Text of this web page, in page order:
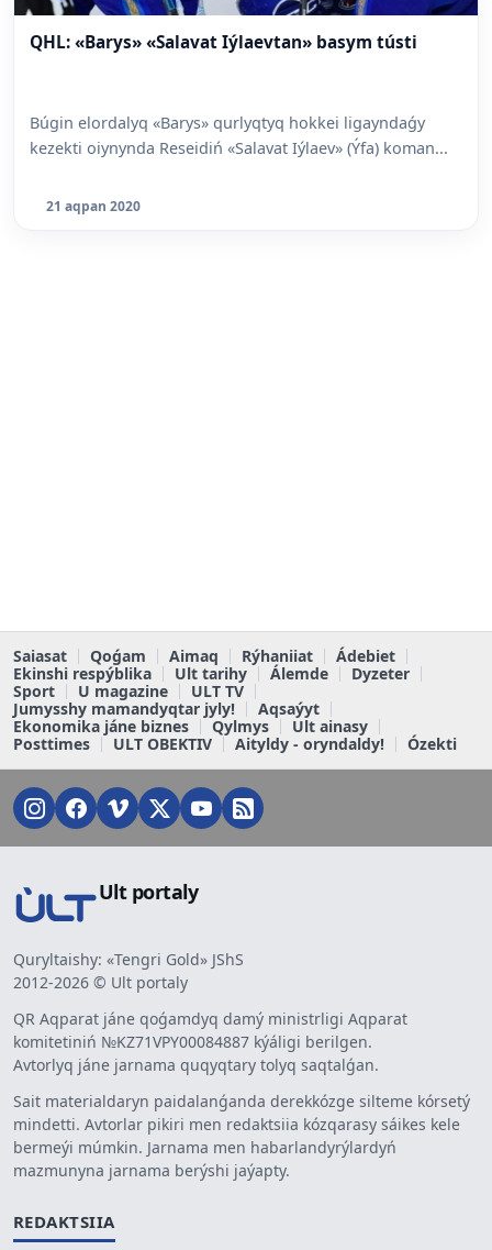
QHL: «Barys» «Salavat Iýlaevtan» basym tústi
Búgin elordalyq «Barys» qurlyqtyq hokkei ligayndaǵy
kezekti oiynynda Reseidiń «Salavat Iýlaev» (Ýfa) koman...
21 aqpan 2020
Saiasat Qoǵam Aimaq Rýhaniiat
Ádebiet
Ekinshi respýblika
Ult tarihy Álemde
Dyzeter
Sport
U magazine
ULT TV
Jumysshy mamandyqtar jyly!
Aqsaýyt
Ekonomika jáne biznes
Qylmys
Ult ainasy
Posttimes
ULT OBEKTIV Aityldy - oryndaldy! Ózekti
Ult portaly
Quryltaishy: «Tengri Gold» JShS
2012-2026 © Ult portaly
QR Aqparat jáne qoǵamdyq damý ministrligi Aqparat
komitetiniń №KZ71VPY00084887 kýáligi berilgen.
Avtorlyq jáne jarnama quqyqtary tolyq saqtalǵan.
Sait materialdaryn paidalanǵanda derekkózge silteme kórsetý
mindetti. Avtorlar pikiri men redaktsiia kózqarasy sáikes kele
bermeýi múmkin. Jarnama men habarlandyrýlardyń
mazmunyna jarnama berýshi jaýapty.
REDAKTSIIA